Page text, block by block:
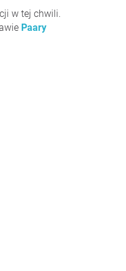
w tej chwili.
Paary